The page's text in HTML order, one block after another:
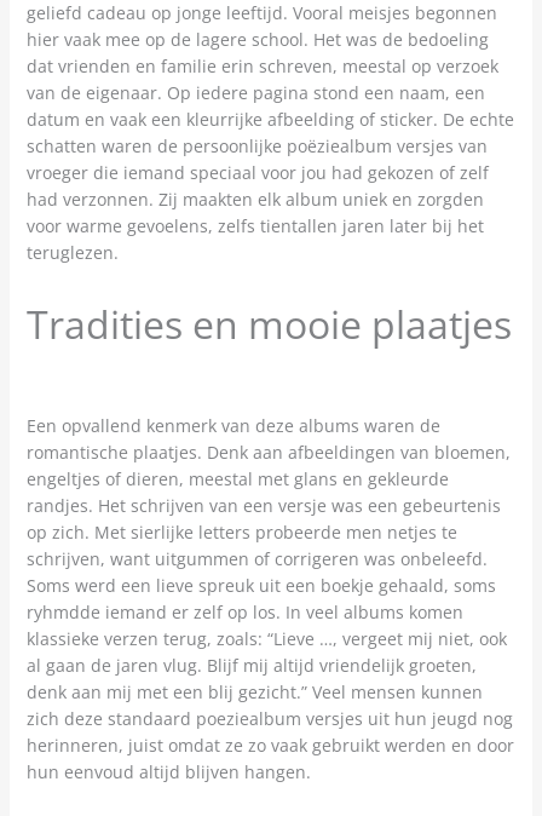
geliefd cadeau op jonge leeftijd. Vooral meisjes begonnen
hier vaak mee op de lagere school. Het was de bedoeling
dat vrienden en familie erin schreven, meestal op verzoek
van de eigenaar. Op iedere pagina stond een naam, een
datum en vaak een kleurrijke afbeelding of sticker. De echte
schatten waren de persoonlijke poëziealbum versjes van
vroeger die iemand speciaal voor jou had gekozen of zelf
had verzonnen. Zij maakten elk album uniek en zorgden
voor warme gevoelens, zelfs tientallen jaren later bij het
teruglezen.
Tradities en mooie plaatjes
Een opvallend kenmerk van deze albums waren de
romantische plaatjes. Denk aan afbeeldingen van bloemen,
engeltjes of dieren, meestal met glans en gekleurde
randjes. Het schrijven van een versje was een gebeurtenis
op zich. Met sierlijke letters probeerde men netjes te
schrijven, want uitgummen of corrigeren was onbeleefd.
Soms werd een lieve spreuk uit een boekje gehaald, soms
ryhmdde iemand er zelf op los. In veel albums komen
klassieke verzen terug, zoals: “Lieve …, vergeet mij niet, ook
al gaan de jaren vlug. Blijf mij altijd vriendelijk groeten,
denk aan mij met een blij gezicht.” Veel mensen kunnen
zich deze standaard poeziealbum versjes uit hun jeugd nog
herinneren, juist omdat ze zo vaak gebruikt werden en door
hun eenvoud altijd blijven hangen.